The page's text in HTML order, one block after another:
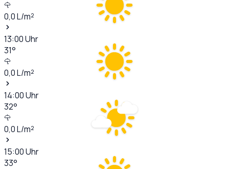
0,0L/m²
13:00Uhr
31°
0,0L/m²
14:00Uhr
32°
0,0L/m²
15:00Uhr
33°